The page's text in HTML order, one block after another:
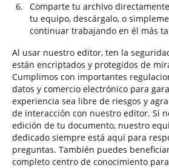
Comparte tu archivo
tu equipo, descárgalo, o
continuar trabajando en él más
Al usar nuestro editor, ten la
están encriptados y protegidos de
Cumplimos con importantes
datos y comercio electrónico para
experiencia sea libre de riesgos y
de interacción con nuestro editor. Si
edición de tu documento, nuestro
dedicado siempre está aquí para
preguntas. También puedes
completo centro de conocimiento